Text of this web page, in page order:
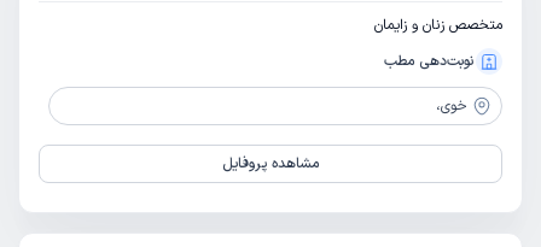
متخصص زنان و زایمان
نوبت‌دهی مطب
خوی،
مشاهده پروفایل